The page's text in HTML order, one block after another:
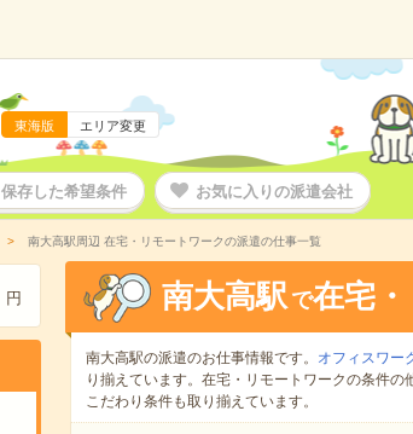
東海版 エリア変更
保存した希望条件 お気に入りの派遣会社
南大高駅周辺 在宅・リモートワークの派遣の仕事一覧
円 南大高駅 で在宅
南大高駅の派遣のお仕事情報です。 オフィスワー
り揃えています。在宅・リモートワークの条件の
こだわり条件も取り揃えています。